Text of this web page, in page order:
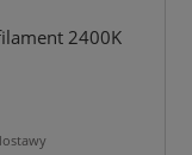
2400K